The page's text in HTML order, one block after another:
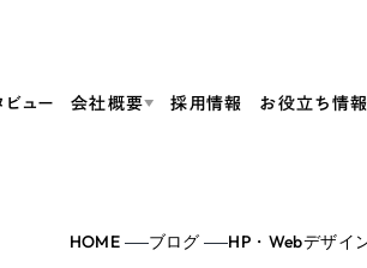
ト・企業サイト
ビュー 会社概要 採用情報 お役立ち情
Web Produce
HOME ブログ HP・Webデザイ